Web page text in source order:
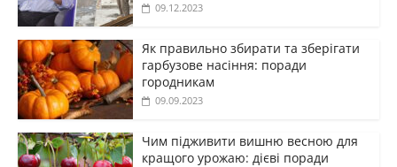
09.12.2023
Як правильно збирати та зберігати
гарбузове насіння: поради
городникам
09.09.2023
Чим підживити вишню весною для
кращого урожаю: дієві поради